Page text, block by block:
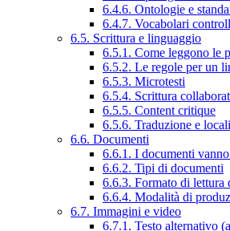
6.4.6. Ontologie e
6.4.7. Vocabolari
6.5. Scrittura e linguaggio
6.5.1. Come leggono le
6.5.2. Le regole per un
6.5.3. Microtesti
6.5.4. Scrittura
6.5.5. Content critique
6.5.6. Traduzione e
6.6. Documenti
6.6.1. I documenti
6.6.2. Tipi di documenti
6.6.3. Formato di lettura
6.6.4. Modalità di
6.7. Immagini e video
6.7.1. Testo alternativo